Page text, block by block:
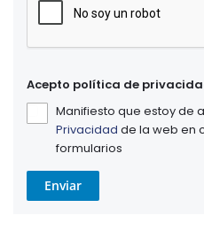
Acepto política de
Manifiesto que estoy de
Privacidad de la web en
formularios
Enviar